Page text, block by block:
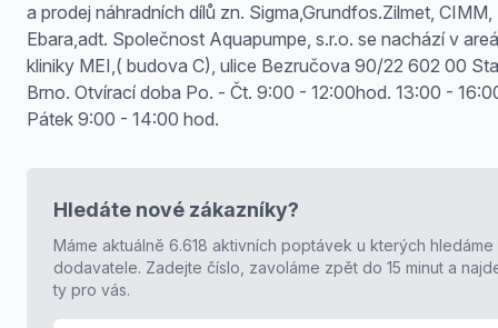
a prodej náhradních dílů zn. Sigma,Grundfos.Zilmet, CIMM,
Ebara,adt. Společnost Aquapumpe, s.r.o. se nachází v
kliniky MEI,( budova C), ulice Bezručova 90/22 602 00
Brno. Otvírací doba Po. - Čt. 9:00 - 12:00hod. 13:00 -
Pátek 9:00 - 14:00 hod.
Hledáte nové zákazníky?
Máme aktuálně 6.618 aktivních poptávek u kterých hledáme
dodavatele. Zadejte číslo, zavoláme zpět do 15 minut a
ty pro vás.